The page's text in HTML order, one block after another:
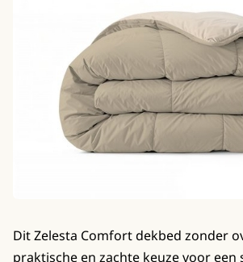
Dit Zelesta Comfort dekbed zonder
praktische en zachte keuze voor een